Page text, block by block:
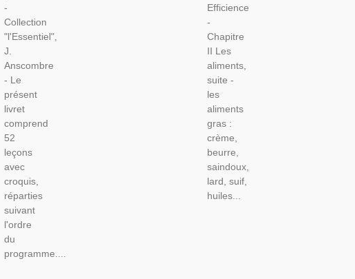
-
Collection
"l'Essentiel",
J.
Anscombre
- Le
présent
livret
comprend
52
leçons
avec
croquis,
réparties
suivant
l'ordre
du
programme....
Efficience
-
Chapitre
II Les
aliments,
suite -
les
aliments
gras :
crème,
beurre,
saindoux,
lard, suif,
huiles...